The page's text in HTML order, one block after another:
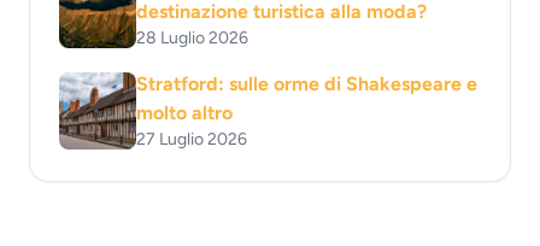
destinazione turistica alla moda?
28 Luglio 2026
Stratford: sulle orme di Shakespeare e
molto altro
27 Luglio 2026